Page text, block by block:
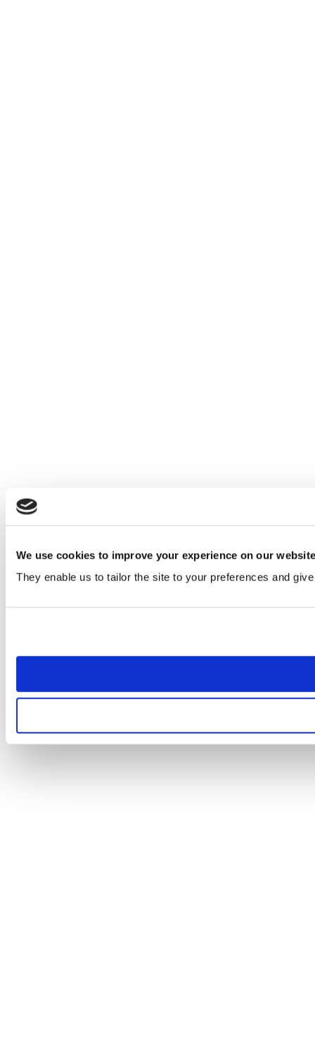
We use cookies to improve your experience on our website
They enable us to tailor the site to your preferences and